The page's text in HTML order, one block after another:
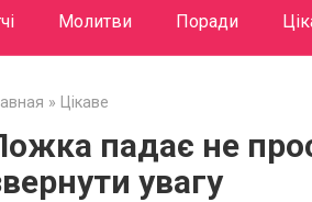
Молитви Поради
» Цікаве
падає не
увагу